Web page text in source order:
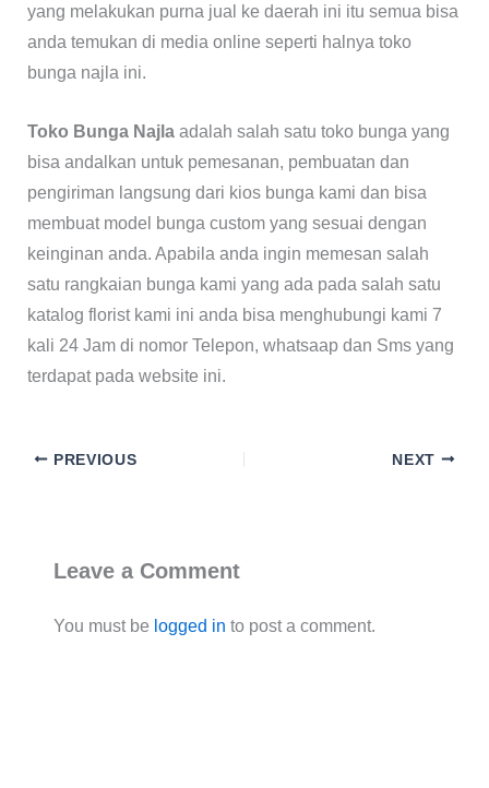
yang melakukan purna jual ke daerah ini itu semua bisa
anda temukan di media online seperti halnya toko
bunga najla ini.
Toko Bunga Najlaadalah salah satu toko bunga yang
bisa andalkan untuk pemesanan, pembuatan dan
pengiriman langsung dari kios bunga kami dan bisa
membuat model bunga custom yang sesuai dengan
keinginan anda. Apabila anda ingin memesan salah
satu rangkaian bunga kami yang ada pada salah satu
katalog florist kami ini anda bisa menghubungi kami 7
kali 24 Jam di nomor Telepon, whatsaap dan Sms yang
terdapat pada website ini.
PREVIOUS NEXT
Leave a Comment
You must be logged in to post a comment.